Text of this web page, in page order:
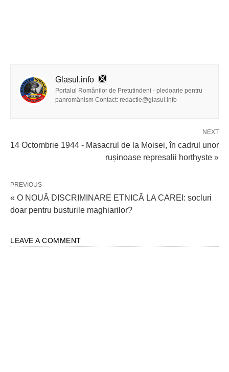
Glasul.info
Portalul Românilor de Pretutindeni - pledoarie pentru
panromânism Contact: redactie@glasul.info
NEXT
14 Octombrie 1944 - Masacrul de la Moisei, în cadrul unor
rușinoase represalii horthyste »
PREVIOUS
« O NOUĂ DISCRIMINARE ETNICĂ LA CAREI: socluri
doar pentru busturile maghiarilor?
LEAVE A COMMENT